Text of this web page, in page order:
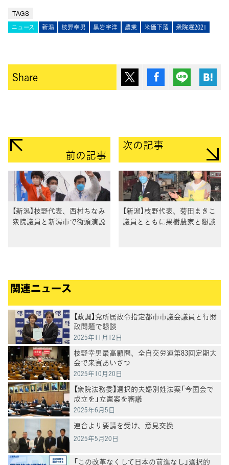
TAGS
ニュース 新潟 枝野幸男 黒岩宇洋 農業 米価下落 衆院選2021
Share ポスト シェア Lineで送
前の記事
【新潟】枝野代表、西村ちなみ
衆院議員と新潟市で街頭演説
次の記事
【新潟】枝野代表、菊田まきこ
議員とともに果樹農家と懇談
関連ニュース
【政調】党所属政令指定都市市議会議員と行財
政問題で懇談
2025年11月12日
枝野幸男最高顧問、全自交労連第83回定期大
会で来賓あいさつ
2025年10月20日
【衆院法務委】選択的夫婦別姓法案「今国会で
成立を」立憲案を審議
2025年6月5日
連合より要請を受け、意見交換
2025年5月20日
「この改革なくして日本の前進なし」選択的